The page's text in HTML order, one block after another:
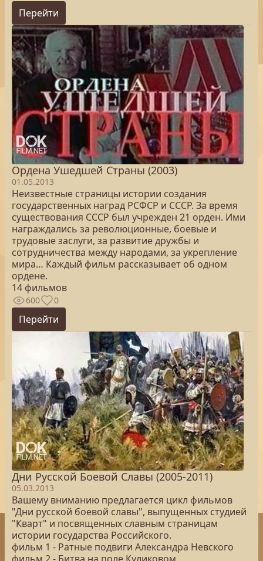
Перейти
Ордена Ушедшей Страны (2003)
01.05.2013
Неизвестные страницы истории создания
государственных наград РСФСР и СССР. За время
существования СССР был учрежден 21 орден. Ими
награждались за революционные, боевые и
трудовые заслуги, за развитие дружбы и
сотрудничества между народами, за укрепление
мира… Каждый фильм рассказывает об одном
ордене.
14 фильмов
600 0
Перейти
Дни Русской Боевой Славы (2005-2011)
05.03.2013
Вашему вниманию предлагается цикл фильмов
"Дни русской боевой славы", выпущенных студией
"Кварт" и посвященных славным страницам
истории государства Российского.
фильм 1 - Ратные подвиги Александра Невского